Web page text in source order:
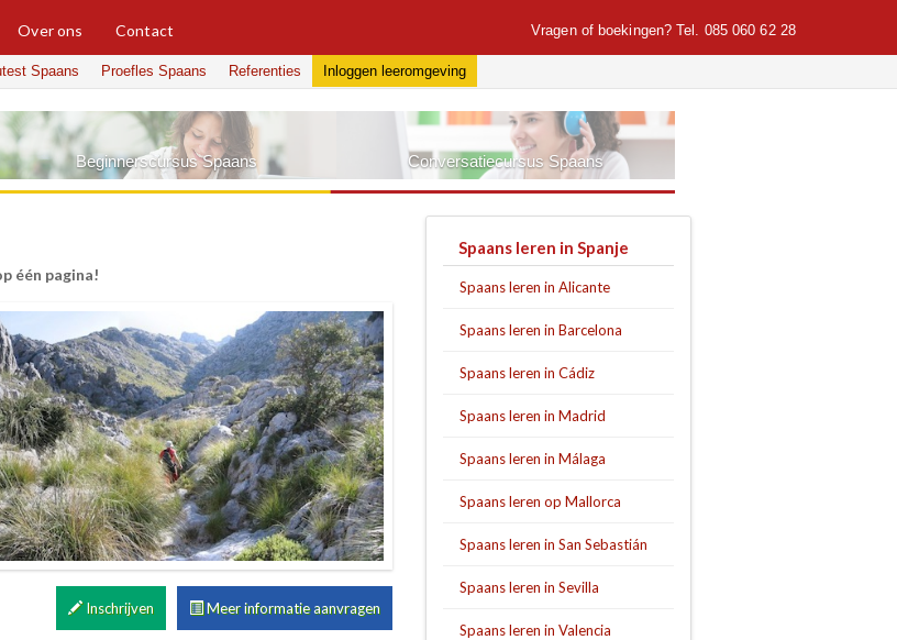
Over ons Contact Vragen of boekingen?Tel. 085 060 62 28
Spaans Proefles Spaans Referenties Inloggen leeromgeving
Beginnerscursus Spaans Conversatiecursus Spaans
één pagina!
Meer informatie aanvragen
Inschrijven
Spaans leren in Spanje
Spaans leren in Alicante
Spaans leren in Barcelona
Spaans leren in Cádiz
Spaans leren in Madrid
Spaans leren in Málaga
Spaans leren op Mallorca
Spaans leren in San Sebastián
Spaans leren in Sevilla
Spaans leren in Valencia